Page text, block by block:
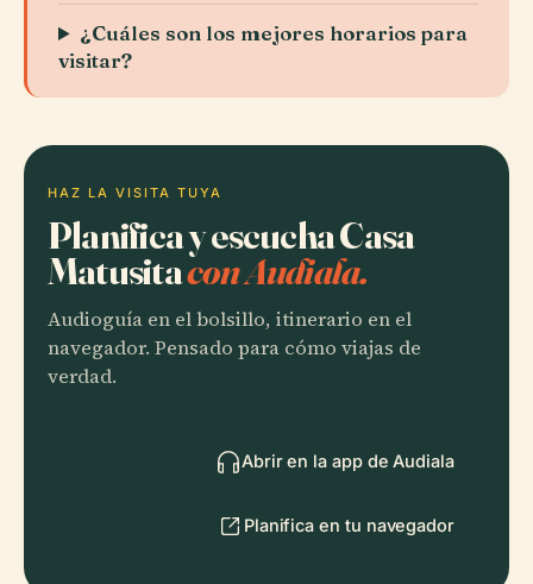
¿Cuáles son los mejores horarios para
visitar?
HAZ LA VISITA TUYA
Planifica y escucha Casa
Matusitacon Audiala.
Audioguía en el bolsillo, itinerario en el
navegador. Pensado para cómo viajas de
verdad.
Abrir en la app de Audiala
Planifica en tu navegador